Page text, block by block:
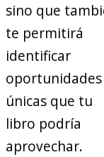
sino que
te permitirá
identificar
oportunidades
únicas que tu
libro podría
aprovechar.